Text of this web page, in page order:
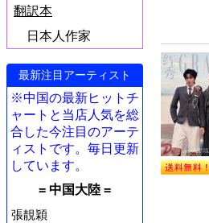
翻訳本
日本人作家
最新注目アーティスト
※中国の最新ヒットチ
ャートと当店人気を総
合した今注目のアーテ
ィストです。毎日更新
しています。
= 中国大陸 =
張靚穎